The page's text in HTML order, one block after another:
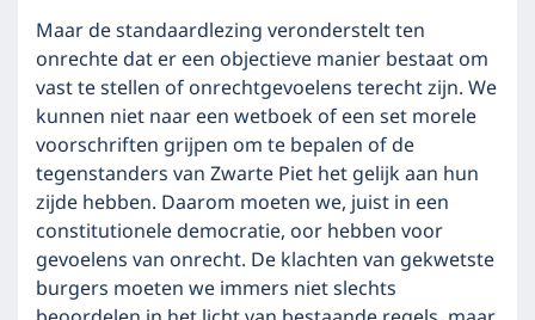
Maar de standaardlezing veronderstelt ten
onrechte dat er een objectieve manier bestaat om
vast te stellen of onrechtgevoelens terecht zijn. We
kunnen niet naar een wetboek of een set morele
voorschriften grijpen om te bepalen of de
tegenstanders van Zwarte Piet het gelijk aan hun
zijde hebben. Daarom moeten we, juist in een
constitutionele democratie, oor hebben voor
gevoelens van onrecht. De klachten van gekwetste
burgers moeten we immers niet slechts